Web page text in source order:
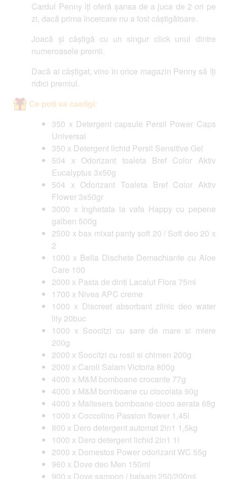
Cardul Penny îți oferă șansa de a juca de 2 ori pe
zi, dacă prima încercare nu a fost câștigătoare.
Joacă și câștigă cu un singur click unul dintre
numeroasele premii.
Dacă ai câștigat, vino în orice magazin Penny să îți
ridici premiul.
Ce poti sa castigi:
350 x Detergent capsule Persil Power Caps
Universal
350 x Detergent lichid Persil Sensitive Gel
504 x Odorizant toaleta Bref Color Aktiv
Eucalyptus 3x50g
504 x Odorizant Toaleta Bref Color Aktiv
Flower 3x50gr
3000 x Inghetata la vafa Happy cu pepene
galben 500g
2500 x bax mixat panty soft 20 / Soft deo 20 x
1000 x Bella Dischete Demachiante cu Aloe
Care 100
2000 x Pasta de dinti Lacalut Flora 75ml
1700 x Nivea APC creme
1000 x Discreet absorbant zilnic deo water
lily 20buc
1000 x Soocitzi cu sare de mare si miere
200g
2000 x Soocitzi cu rosii si chimen 200g
2000 x Caroli Salam Victoria 800g
4000 x M&M bomboane crocante 77g
4000 x M&M bomboane cu ciocolata 90g
4000 x Maltesers bomboane cioco aerata 68g
1000 x Coccolino Passion flower 1,45l
800 x Dero detergent automat 2in1 1,5kg
1000 x Dero detergent lichid 2in1 1l
2000 x Domestos Power odorizant WC 55g
960 x Dove deo Men 150ml
900 x Dove sampon / balsam 250/200ml